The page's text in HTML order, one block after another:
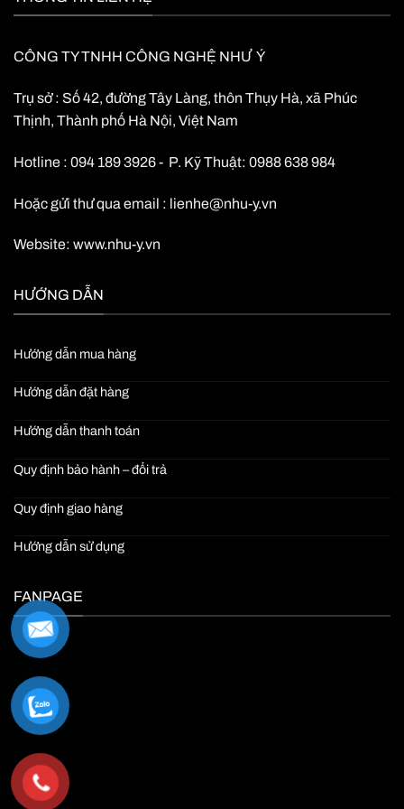
CÔNG TY TNHH CÔNG NGHỆ NHƯ Ý
Trụ sở : Số 42, đường Tây Làng, thôn Thụy Hà, xã Phúc
Thịnh, Thành phố Hà Nội, Việt Nam
Hotline : 094 189 3926 - P. Kỹ Thuật: 0988 638 984
Hoặc gửi thư qua email : lienhe@nhu-y.vn
Website: www.nhu-y.vn
HƯỚNG DẪN
Hướng dẫn mua hàng
Hướng dẫn đặt hàng
Hướng dẫn thanh toán
Quy định bảo hành – đổi trả
Quy định giao hàng
Hướng dẫn sử dụng
FANPAGE